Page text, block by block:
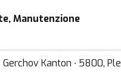
Manutenzione
Gerchov Kanton ∙ 5800,